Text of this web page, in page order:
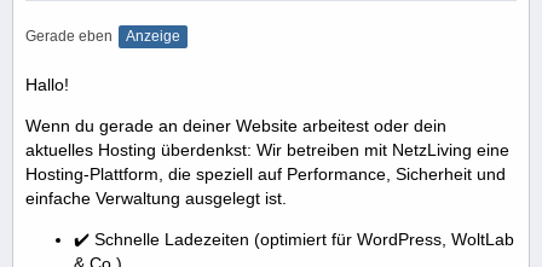
Gerade eben Anzeige
Hallo!
Wenn du gerade an deiner Website arbeitest oder dein
aktuelles Hosting überdenkst: Wir betreiben mit NetzLiving eine
Hosting-Plattform, die speziell auf Performance, Sicherheit und
einfache Verwaltung ausgelegt ist.
✔️ Schnelle Ladezeiten (optimiert für WordPress, WoltLab
& Co.)